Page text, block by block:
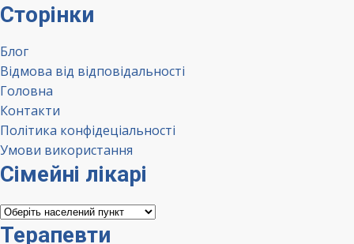
Сторінки
Блог
Відмова від відповідальності
Головна
Контакти
Політика конфідеціальності
Умови використання
Сімейні лікарі
Сімейні
лікарі
Терапевти